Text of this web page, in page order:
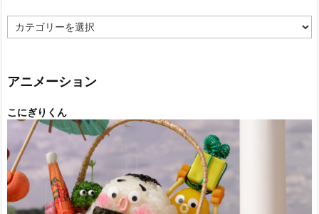
テ
ー
アニメーション
こにぎりくん